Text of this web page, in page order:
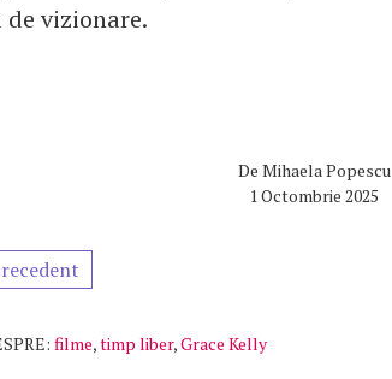
vizionare.
De Mihaela Popescu
1 Octombrie 2025
filme,timp liber,Grace Kelly